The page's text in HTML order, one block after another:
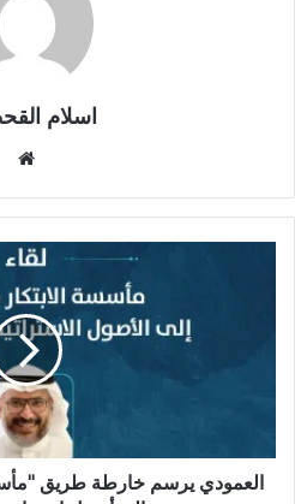
اسلام
ق
ع
ا
ل
و
ي
ب
العمودي يرسم خارطة طريق